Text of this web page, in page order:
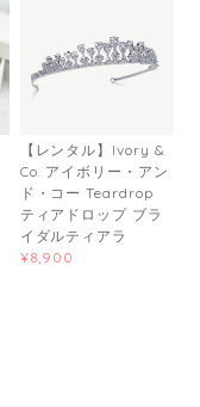
【レンタル】Ivory &
Co. アイボリー・アン
ド・コー Teardrop
ティアドロップ ブラ
イダルティアラ
¥8,900